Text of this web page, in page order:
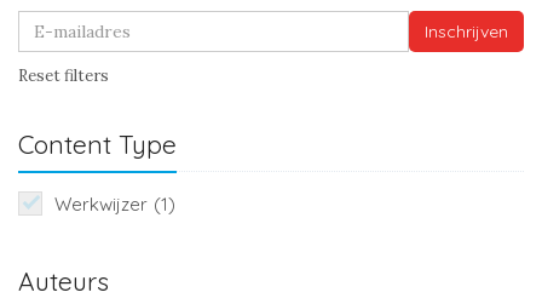
Inschrijven
Reset filters
Content Type
Werkwijzer (1)
Auteurs